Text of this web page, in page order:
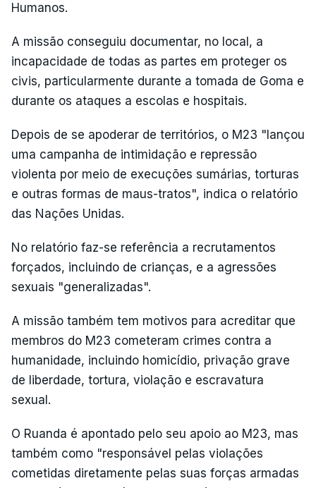
Humanos.
A missão conseguiu documentar, no local, a
incapacidade de todas as partes em proteger os
civis, particularmente durante a tomada de Goma e
durante os ataques a escolas e hospitais.
Depois de se apoderar de territórios, o M23 "lançou
uma campanha de intimidação e repressão
violenta por meio de execuções sumárias, torturas
e outras formas de maus-tratos", indica o relatório
das Nações Unidas.
No relatório faz-se referência a recrutamentos
forçados, incluindo de crianças, e a agressões
sexuais "generalizadas".
A missão também tem motivos para acreditar que
membros do M23 cometeram crimes contra a
humanidade, incluindo homicídio, privação grave
de liberdade, tortura, violação e escravatura
sexual.
O Ruanda é apontado pelo seu apoio ao M23, mas
também como "responsável pelas violações
cometidas diretamente pelas suas forças armadas